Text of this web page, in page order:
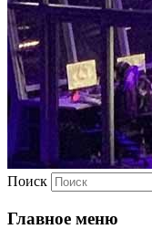
Поиск
Главное меню